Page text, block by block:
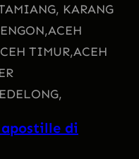
KARANG
ACEH
TIMUR,ACEH
di